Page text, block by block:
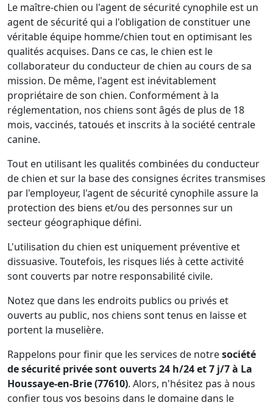
Le maître-chien ou l'agent de sécurité cynophile est un
agent de sécurité qui a l'obligation de constituer une
véritable équipe homme/chien tout en optimisant les
qualités acquises. Dans ce cas, le chien est le
collaborateur du conducteur de chien au cours de sa
mission. De même, l'agent est inévitablement
propriétaire de son chien. Conformément à la
réglementation, nos chiens sont âgés de plus de 18
mois, vaccinés, tatoués et inscrits à la société centrale
canine.
Tout en utilisant les qualités combinées du conducteur
de chien et sur la base des consignes écrites transmises
par l'employeur, l'agent de sécurité cynophile assure la
protection des biens et/ou des personnes sur un
secteur géographique défini.
L'utilisation du chien est uniquement préventive et
dissuasive. Toutefois, les risques liés à cette activité
sont couverts par notre responsabilité civile.
Notez que dans les endroits publics ou privés et
ouverts au public, nos chiens sont tenus en laisse et
portent la muselière.
Rappelons pour finir que les services de notresociété
de sécurité privée sont ouverts 24 h/24 et 7 j/7 à La
Houssaye-en-Brie (77610). Alors, n'hésitez pas à nous
confier tous vos besoins dans le domaine dans le